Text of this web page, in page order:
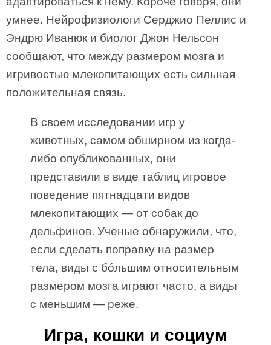
умнее. Нейрофизиологи Серджио Пеллис и
Эндрю Иванюк и биолог Джон Нельсон
сообщают, что между размером мозга и
игривостью млекопитающих есть сильная
положительная связь.
В своем исследовании игр у
животных, самом обширном из когда-
либо опубликованных, они
представили в виде таблиц игровое
поведение пятнадцати видов
млекопитающих — от собак до
дельфинов. Ученые обнаружили, что,
если сделать поправку на размер
тела, виды с бóльшим относительным
размером мозга играют часто, а виды
с меньшим — реже.
Игра, кошки и социум